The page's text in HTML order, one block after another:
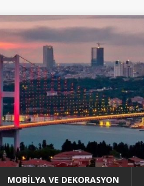
MOBILYA VE DEKORASYON